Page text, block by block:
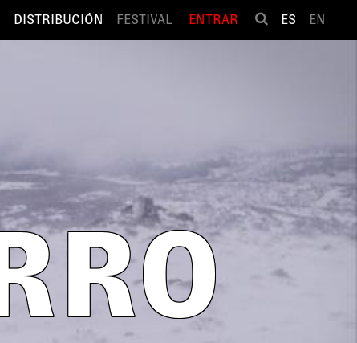
DISTRIBUCIÓN FESTIVAL ENTRAR ES EN